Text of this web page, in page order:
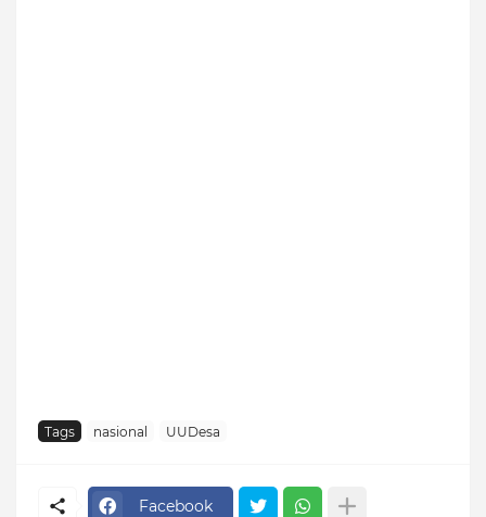
Tags nasional UUDesa
Facebook